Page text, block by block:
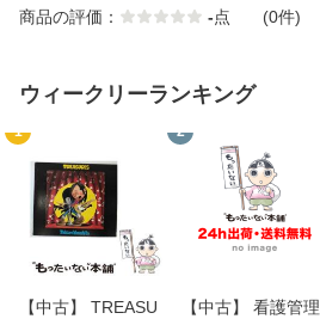
商品の評価： -点 (0件)
ウィークリーランキング
1
【中古】 TREASU
2
【中古】 看護管理